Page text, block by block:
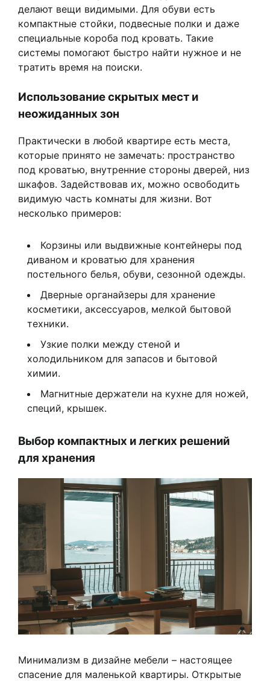
делают вещи видимыми. Для обуви есть
компактные стойки, подвесные полки и даже
специальные короба под кровать. Такие
системы помогают быстро найти нужное и не
тратить время на поиски.
Использование скрытых мест и
неожиданных зон
Практически в любой квартире есть места,
которые принято не замечать: пространство
под кроватью, внутренние стороны дверей, низ
шкафов. Задействовав их, можно освободить
видимую часть комнаты для жизни. Вот
несколько примеров:
Корзины или выдвижные контейнеры под
диваном и кроватью для хранения
постельного белья, обуви, сезонной одежды.
Дверные органайзеры для хранение
косметики, аксессуаров, мелкой бытовой
техники.
Узкие полки между стеной и
холодильником для запасов и бытовой
химии.
Магнитные держатели на кухне для ножей,
специй, крышек.
Выбор компактных и легких решений
для хранения
Минимализм в дизайне мебели – настоящее
спасение для маленькой квартиры. Открытые